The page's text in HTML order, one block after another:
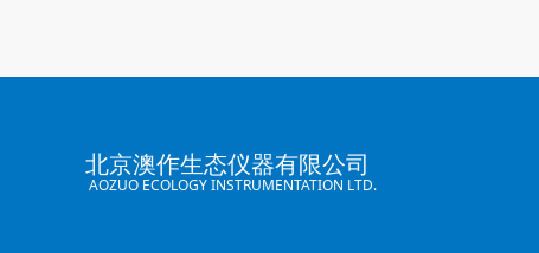
北京澳作生态仪器有限公司
AOZUO ECOLOGY INSTRUMENTATION LTD.